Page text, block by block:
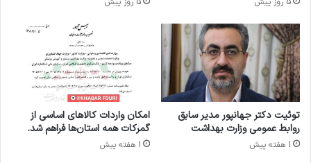
تخت‌خوابی مهاباد باشیم و گامی مؤثر در ارتقای
خدمات سلامت برای مردم عزیز منطقه برداریم.
وی ابراز امیدواری کرد که با تلاش‌های مشترک،
نیازهای درمانی مردم مهاباد به زودی برآورده شود و
پروژه‌های نیمه‌تمام با سرعت بیشتری به بهره‌برداری
برسند.
ا
ر
و
ی
ی
د
ر
ج
ه
توئیت دکتر جهانپور مدیر سابق
روابط عمومی وزارت بهداشت
1 هفته پیش
امکان واردات کالاهای اساسی از
گمرکات همه استان‌ها فراهم شد.
1 هفته پیش